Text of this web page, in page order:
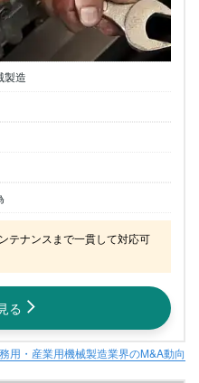
製造
テナンスまで一貫して対応可
る
用・産業用機械製造業界のM&A動向